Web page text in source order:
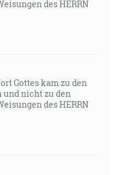
des HERRN
Gottes kam zu den
und nicht zu den
des HERRN